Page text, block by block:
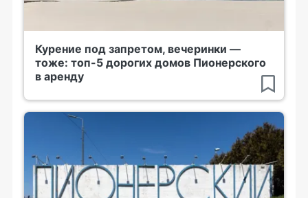
Курение под запретом, вечеринки —
тоже: топ-5 дорогих домов Пионерского
в аренду